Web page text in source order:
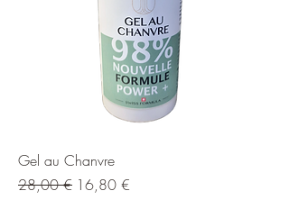
Gel au Chanvre
Prix original
28,00 € Prix promotionnel
16,80 €